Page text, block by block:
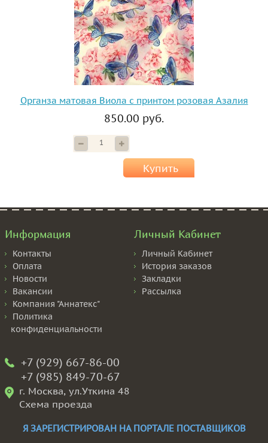
Органза матовая Виола с принтом розовая Азалия
850.00 руб.
Купить
Информация
Контакты
Оплата
Новости
Вакансии
Компания "Аннатекс"
Политика
конфиденциальности
Личный Кабинет
Личный Кабинет
История заказов
Закладки
Рассылка
+7 (929) 667-86-00
+7 (985) 849-70-67
г. Москва, ул.Уткина 48
Схема проезда
Я ЗАРЕГИСТРИРОВАН НА ПОРТАЛЕ ПОСТАВЩИКОВ